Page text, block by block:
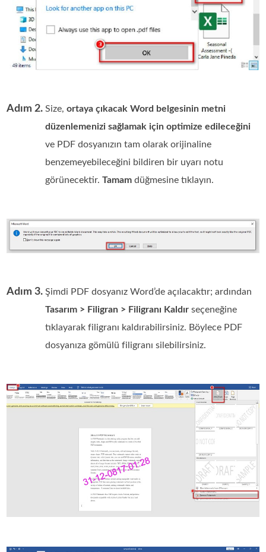
Adım 2. Size,ortaya çıkacak Word belgesinin metni
düzenlemenizi sağlamak için optimize edileceğini
ve PDF dosyanızın tam olarak orijinaline
benzemeyebileceğini bildiren bir uyarı notu
görünecektir.Tamam düğmesine tıklayın.
Adım 3. Şimdi PDF dosyanız Word’de açılacaktır; ardından
Tasarım > Filigran > Filigranı Kaldır seçeneğine
tıklayarak filigranı kaldırabilirsiniz. Böylece PDF
dosyanıza gömülü filigranı silebilirsiniz.